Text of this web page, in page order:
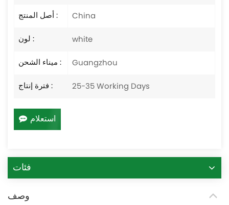
أصل المنتج :
China
لون :
white
ميناء الشحن :
Guangzhou
فترة إنتاج :
25-35 Working Days
استعلام
فئات
وصف